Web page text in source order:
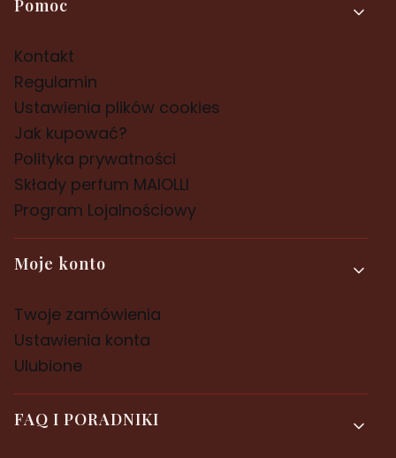
Pomoc
Kontakt
Regulamin
Ustawienia plików cookies
Jak kupować?
Polityka prywatności
Składy perfum MAIOLLI
Program Lojalnościowy
Moje konto
Twoje zamówienia
Ustawienia konta
Ulubione
FAQ I PORADNIKI